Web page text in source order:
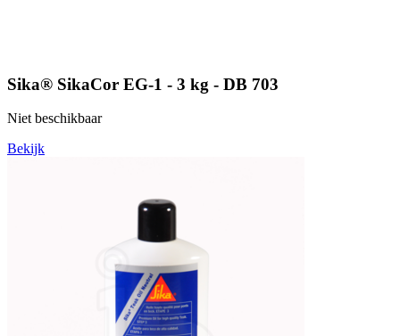
Sika® SikaCor EG-1 - 3 kg - DB 703
Niet beschikbaar
Bekijk